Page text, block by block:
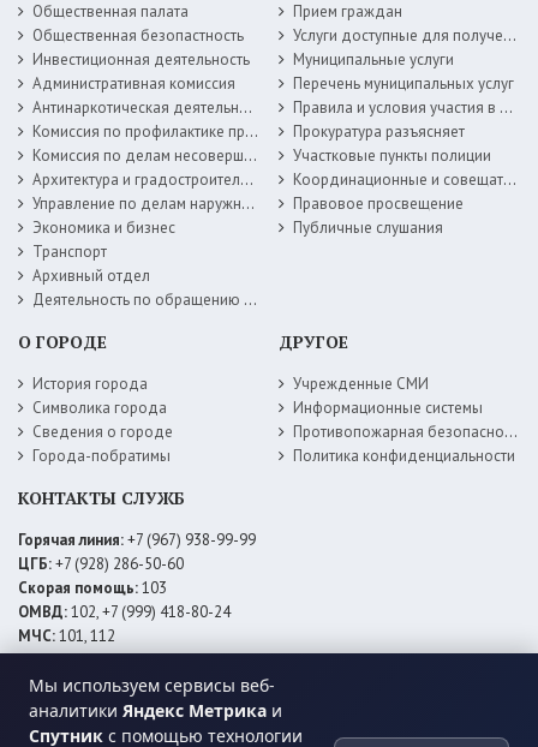
Мы используем сервисы веб-
аналитики Яндекс Метрика и
Спутник с помощью технологии
Общественная палата
Общественная безопастность
Инвестиционная деятельность
Административная комиссия
Антинаркотическая деятельность
Комиссия по профилактике правонарушений
Комиссия по делам несовершеннолетних
Архитектура и градостроительство
Управление по делам наружной рекламы
Экономика и бизнес
Транспорт
Архивный отдел
Деятельность по обращению с животными без владельцев
Прием граждан
Услуги доступные для получения в электронной форме
Муниципальные услуги
Перечень муниципальных услуг
Правила и условия участия в жилищных программах
Прокуратура разъясняет
Участковые пункты полиции
Координационные и совещательные органы
Правовое просвещение
Публичные слушания
О ГОРОДЕ
История города
Символика города
Сведения о городе
Города-побратимы
ДРУГОЕ
Учрежденные СМИ
Информационные системы
Противопожарная безопасность
Политика конфиденциальности
КОНТАКТЫ СЛУЖБ
Горячая линия:+7 (967) 938-99-99
ЦГБ:+7 (928) 286-50-60
Скорая помощь:103
ОМВД:102, +7 (999) 418-80-24
МЧС:101, 112
ЕДДС:+7 (928) 576-09-83
Электросети:+7 (800) 220-02-20
Даггаз:+7 (928) 980-64-04
Горводоснаб: +7 (928) 559-59-74